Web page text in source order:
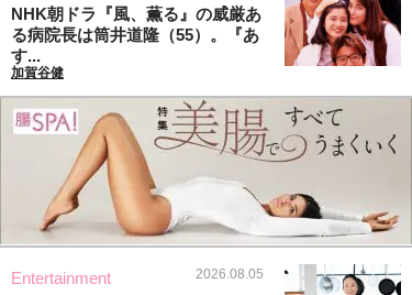
NHK朝ドラ『風、薫る』の威厳あ
る病院長は筒井道隆（55）。『あ
す...
加賀谷健
Entertainment 2026.08.05